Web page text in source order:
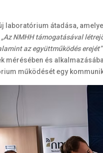
laboratórium átadása,
„Az NMHH támogatásával
az együttműködés erejét”
mérésében és
működését egy